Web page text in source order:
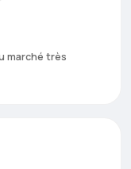
marché très